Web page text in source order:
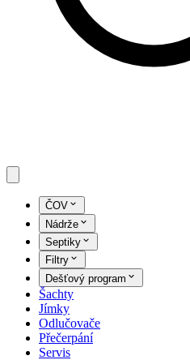
ČOV
Nádrže
Septiky
Filtry
Dešťový program
Šachty
Jímky
Odlučovače
Přečerpání
Servis